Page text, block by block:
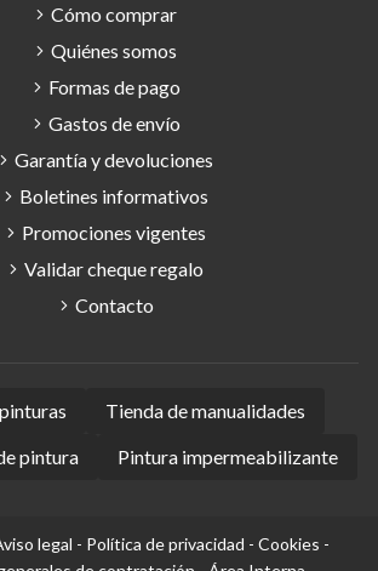
Cómo comprar
Quiénes somos
Formas de pago
Gastos de envío
Garantía y devoluciones
Boletines informativos
Promociones vigentes
Validar cheque regalo
Contacto
Tienda de manualidades
pintura
Pintura impermeabilizante
legal - Política de privacidad - Cookies -